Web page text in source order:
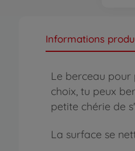
Informations
Le berceau pour
choix, tu peux
petite chérie de
La surface se